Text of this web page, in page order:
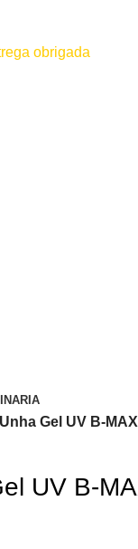
obrigada
Gel UV B-
UV B-